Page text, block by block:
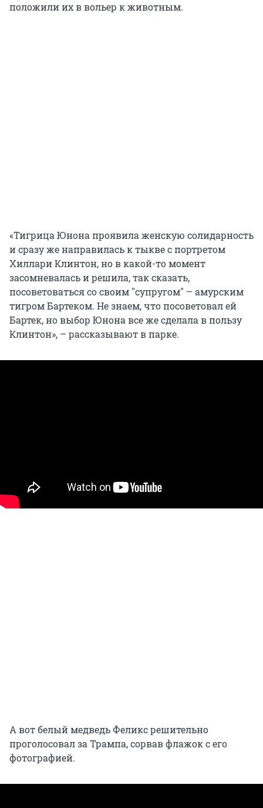
положили их в вольер к животным.
«Тигрица Юнона проявила женскую солидарность
и сразу же направилась к тыкве с портретом
Хиллари Клинтон, но в какой-то момент
засомневалась и решила, так сказать,
посоветоваться со своим "супругом" – амурским
тигром Бартеком. Не знаем, что посоветовал ей
Бартек, но выбор Юнона все же сделала в пользу
Клинтон», – рассказывают в парке.
А вот белый медведь Феликс решительно
проголосовал за Трампа, сорвав флажок с его
фотографией.